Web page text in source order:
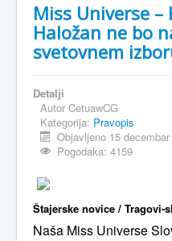
Miss Universe
Haložan ne bo
svetovnem
Detalji
Autor CetuawCG
Kategorija: Pravopis
Objavljeno 15
Pogodaka: 4159
Štajerske novice / Tragovi-
Naša Miss Universe